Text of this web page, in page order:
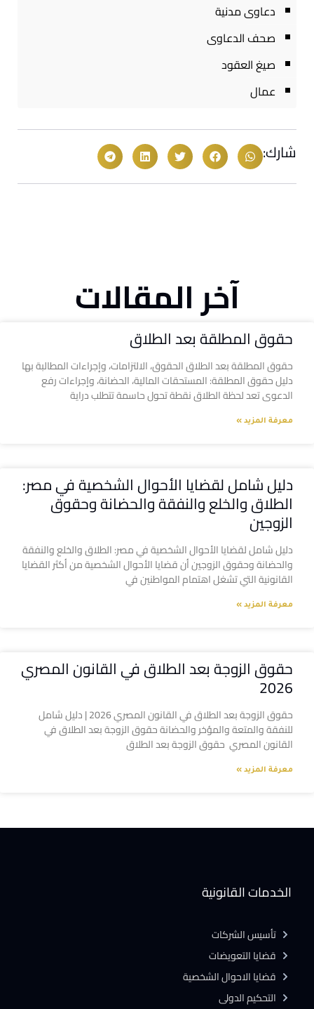
دعاوى مدنية
صحف الدعاوى
صيغ العقود
عمال
شارك:
آخر المقالات
حقوق المطلقة بعد الطلاق
حقوق المطلقة بعد الطلاق الحقوق، الالتزامات، وإجراءات المطالبة بها
دليل حقوق المطلقة: المستحقات المالية، الحضانة، وإجراءات رفع
الدعوى تعد لحظة الطلاق نقطة تحول حاسمة تتطلب دراية
معرفة المزيد »
دليل شامل لقضايا الأحوال الشخصية في مصر:
الطلاق والخلع والنفقة والحضانة وحقوق
الزوجين
دليل شامل لقضايا الأحوال الشخصية في مصر: الطلاق والخلع والنفقة
والحضانة وحقوق الزوجين أن قضايا الأحوال الشخصية من أكثر القضايا
القانونية التي تشغل اهتمام المواطنين في
معرفة المزيد »
حقوق الزوجة بعد الطلاق في القانون المصري
2026
حقوق الزوجة بعد الطلاق في القانون المصري 2026 | دليل شامل
للنفقة والمتعة والمؤخر والحضانة حقوق الزوجة بعد الطلاق في
القانون المصري حقوق الزوجة بعد الطلاق
معرفة المزيد »
الخدمات القانونية
تأسيس الشركات
قضايا التعويضات
قضايا الاحوال الشخصية
التحكيم الدولى